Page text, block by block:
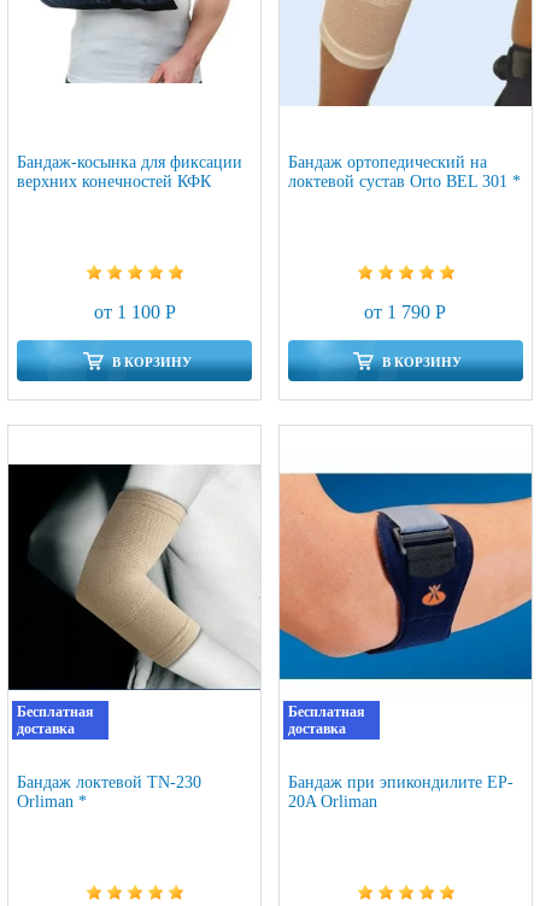
Бандаж-косынка для фиксации
верхних конечностей КФК
от 1 100 Р
В КОРЗИНУ
Бандаж ортопедический на
локтевой сустав Orto BEL 301 *
от 1 790 Р
В КОРЗИНУ
Бесплатная
доставка
Бандаж локтевой TN-230
Orliman *
Бесплатная
доставка
Бандаж при эпикондилите EP-
20A Orliman